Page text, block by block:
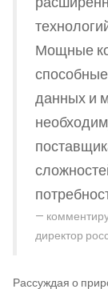
Мощные
данных и
директор
Рассуждая о